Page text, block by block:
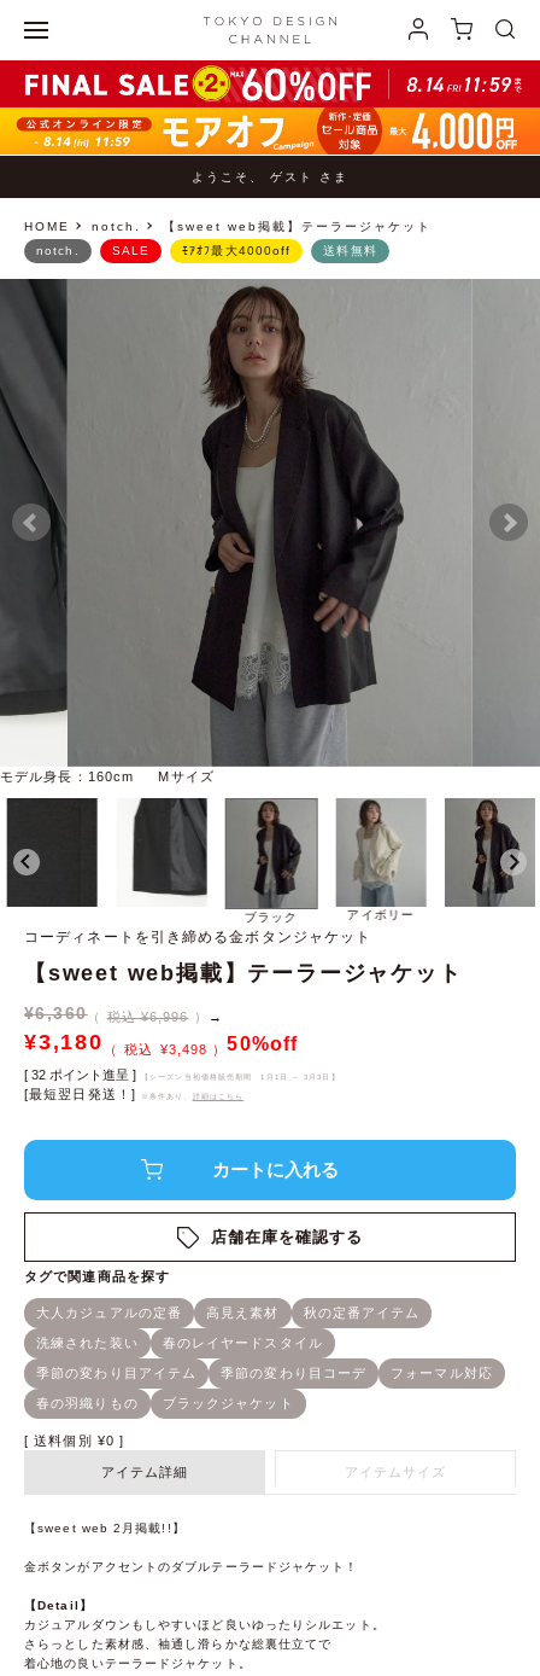
ようこそ、 ゲスト さま
HOME notch. 【sweet web掲載】テーラージャケット
モデル身長：160cm Mサイズ
ブラック アイボリー
notch. SALE ﾓｱｵﾌ最大4000off 送料無料
コーディネートを引き締める金ボタンジャケット
【sweet web掲載】テーラージャケット
¥6,360 税込 ¥6,996 →
¥3,180 ¥3,498 50%off
[ 32 ポイント進呈 ] 【シーズン当初価格販売期間 1月1日 ～ 3月3日 】
[最短翌日発送！] ※条件あり、 詳細はこちら
店舗在庫を確認する
送料個別 ¥0
アイテム詳細 アイテムサイズ
【sweet web 2月掲載!!】
金ボタンがアクセントのダブルテーラードジャケット！
【Detail】
カジュアルダウンもしやすいほど良いゆったりシルエット。
さらっとした素材感、袖通し滑らかな総裏仕立てで
着心地の良いテーラードジャケット。